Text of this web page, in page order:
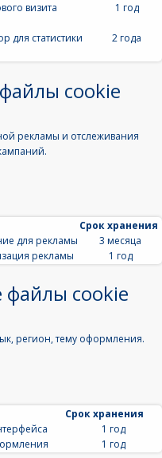
визита 1 год
для статистики 2 года
cookie
рекламы и отслеживания
Срок хранения
для рекламы 3 месяца
рекламы 1 год
cookie
регион, тему оформления.
Срок хранения
1 год
1 год